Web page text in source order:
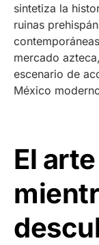
sintetiza la
ruinas
mercado
escenario de
México
El